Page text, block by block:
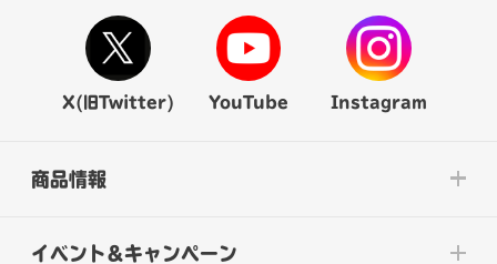
X(旧Twitter) YouTube Instagram
商品情報
イベント&キャンペーン